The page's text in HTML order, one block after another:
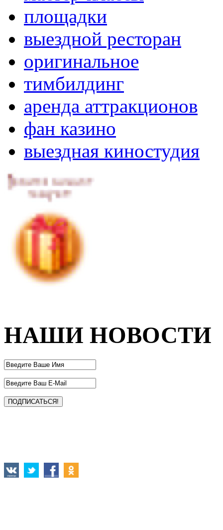
площадки
выездной ресторан
оригинальное
тимбилдинг
аренда аттракционов
фан казино
выездная киностудия
НАШИ НОВОСТИ